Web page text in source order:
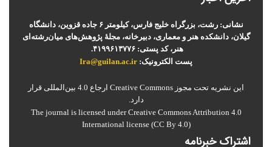
نشانی: رشت، بزرگراه خلیج فارس، کیلومتر ۶ جاده قزوین، دانشگاه
گیلان، دانشکده هنر و معماری، دبیرخانه، مجلۀ پژوهش‌های میان‌رشته‌ای
هنر، کد پستی: ۴۱۹۹۶۱۳۷۷۶.
پست الکترونیک: Ira@guilan.ac.ir
این نشریه تحت مجوز Creative Commons ارجاع 4.0 بین‌المللی قرار
دارد.
The journal is licensed under Creative Commons Attribution 4.0
International license (CC By 4.0)
اشتراک خبرنامه